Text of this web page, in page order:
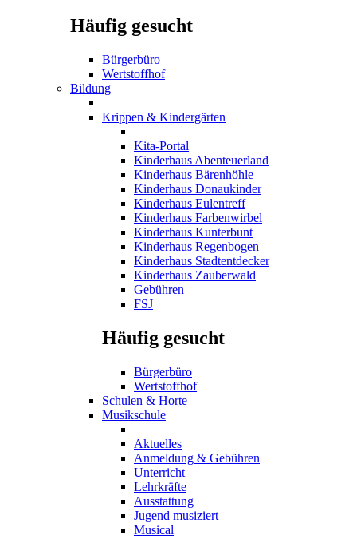
Häufig gesucht
Bürgerbüro
Wertstoffhof
Bildung
Krippen & Kindergärten
Kita-Portal
Kinderhaus Abenteuerland
Kinderhaus Bärenhöhle
Kinderhaus Donaukinder
Kinderhaus Eulentreff
Kinderhaus Farbenwirbel
Kinderhaus Kunterbunt
Kinderhaus Regenbogen
Kinderhaus Stadtentdecker
Kinderhaus Zauberwald
Gebühren
FSJ
Häufig gesucht
Bürgerbüro
Wertstoffhof
Schulen & Horte
Musikschule
Aktuelles
Anmeldung & Gebühren
Unterricht
Lehrkräfte
Ausstattung
Jugend musiziert
Musical